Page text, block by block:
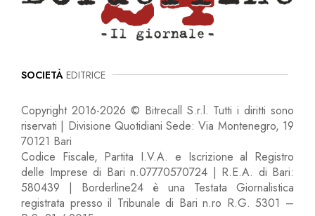
SOCIETÀ EDITRICE
Copyright 2016-2026 © Bitrecall S.r.l. Tutti i diritti sono
riservati | Divisione Quotidiani Sede: Via Montenegro, 19
70121 Bari
Codice Fiscale, Partita I.V.A. e Iscrizione al Registro
delle Imprese di Bari n.07770570724 | R.E.A. di Bari:
580439 | Borderline24 è una Testata Giornalistica
registrata presso il Tribunale di Bari n.ro R.G. 5301 –